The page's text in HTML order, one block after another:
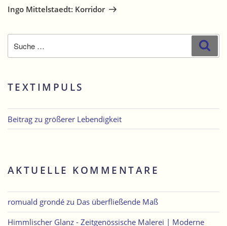
Beitrag
Ingo Mittelstaedt: Korridor
nach:
TEXTIMPULS
Beitrag zu größerer Lebendigkeit
AKTUELLE KOMMENTARE
romuald grondé zu Das überfließende Maß
Himmlischer Glanz - Zeitgenössische Malerei | Moderne